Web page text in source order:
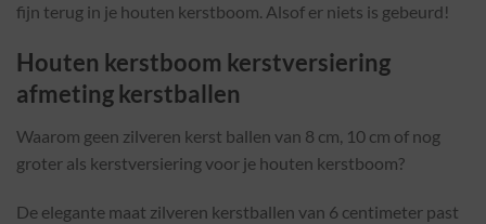
fijn terug in je houten kerstboom. Alsof er niets is gebeurd!
Houten kerstboom kerstversiering
afmeting kerstballen
Waarom geen zilveren kerst ballen van 8 cm, 10 cm of nog
groter als kerstversiering voor je houten kerstboom?
De elegante maat zilveren kerstballen van 6 centimeter past